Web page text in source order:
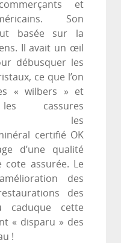
et
Son
basée sur la
Il avait un œil
débusquer les
ce que l’on
« wilbers » et
cassures
les
certifié OK
d’une qualité
cote assurée. Le
des
des
caduque cette
« disparu » des
!